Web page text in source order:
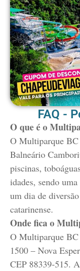
FAQ -
O que é o
O Multiparque BC
Balneário
piscinas,
idades, sendo
um dia de
catarinense.
Onde fica o
O Multiparque
1500 – Nova
CEP 88339-515.